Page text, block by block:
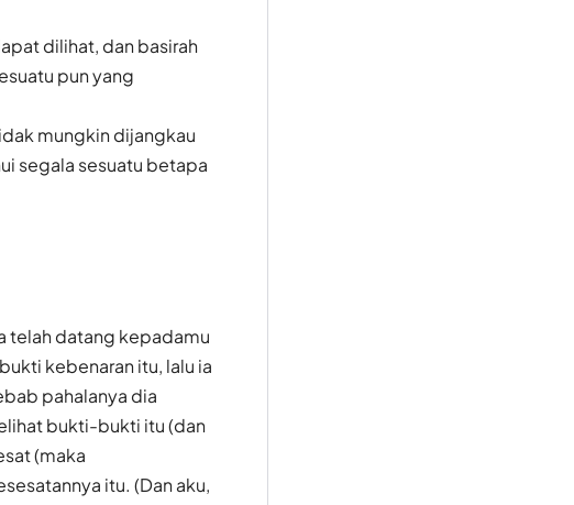
dilihat, dan basirah
pun yang
mungkin dijangkau
segala sesuatu betapa
telah datang kepadamu
kebenaran itu, lalu ia
pahalanya dia
bukti-bukti itu (dan
(maka
itu. (Dan aku,